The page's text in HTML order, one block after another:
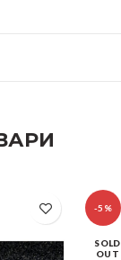
-5%
SOLD
OUT